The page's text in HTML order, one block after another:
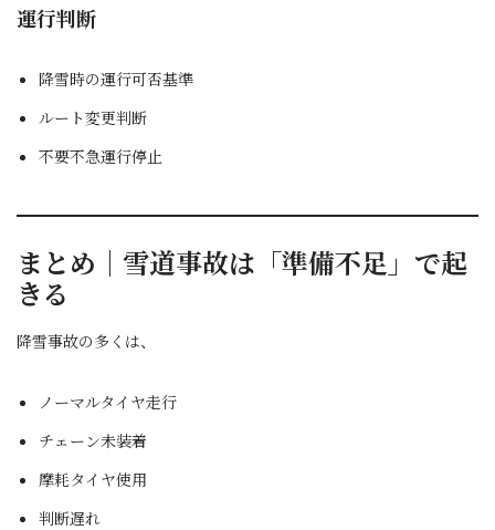
運行判断
降雪時の運行可否基準
ルート変更判断
不要不急運行停止
まとめ｜雪道事故は「準備不足」で起
きる
降雪事故の多くは、
ノーマルタイヤ走行
チェーン未装着
摩耗タイヤ使用
判断遅れ